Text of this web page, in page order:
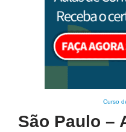
Curso
São Paulo –